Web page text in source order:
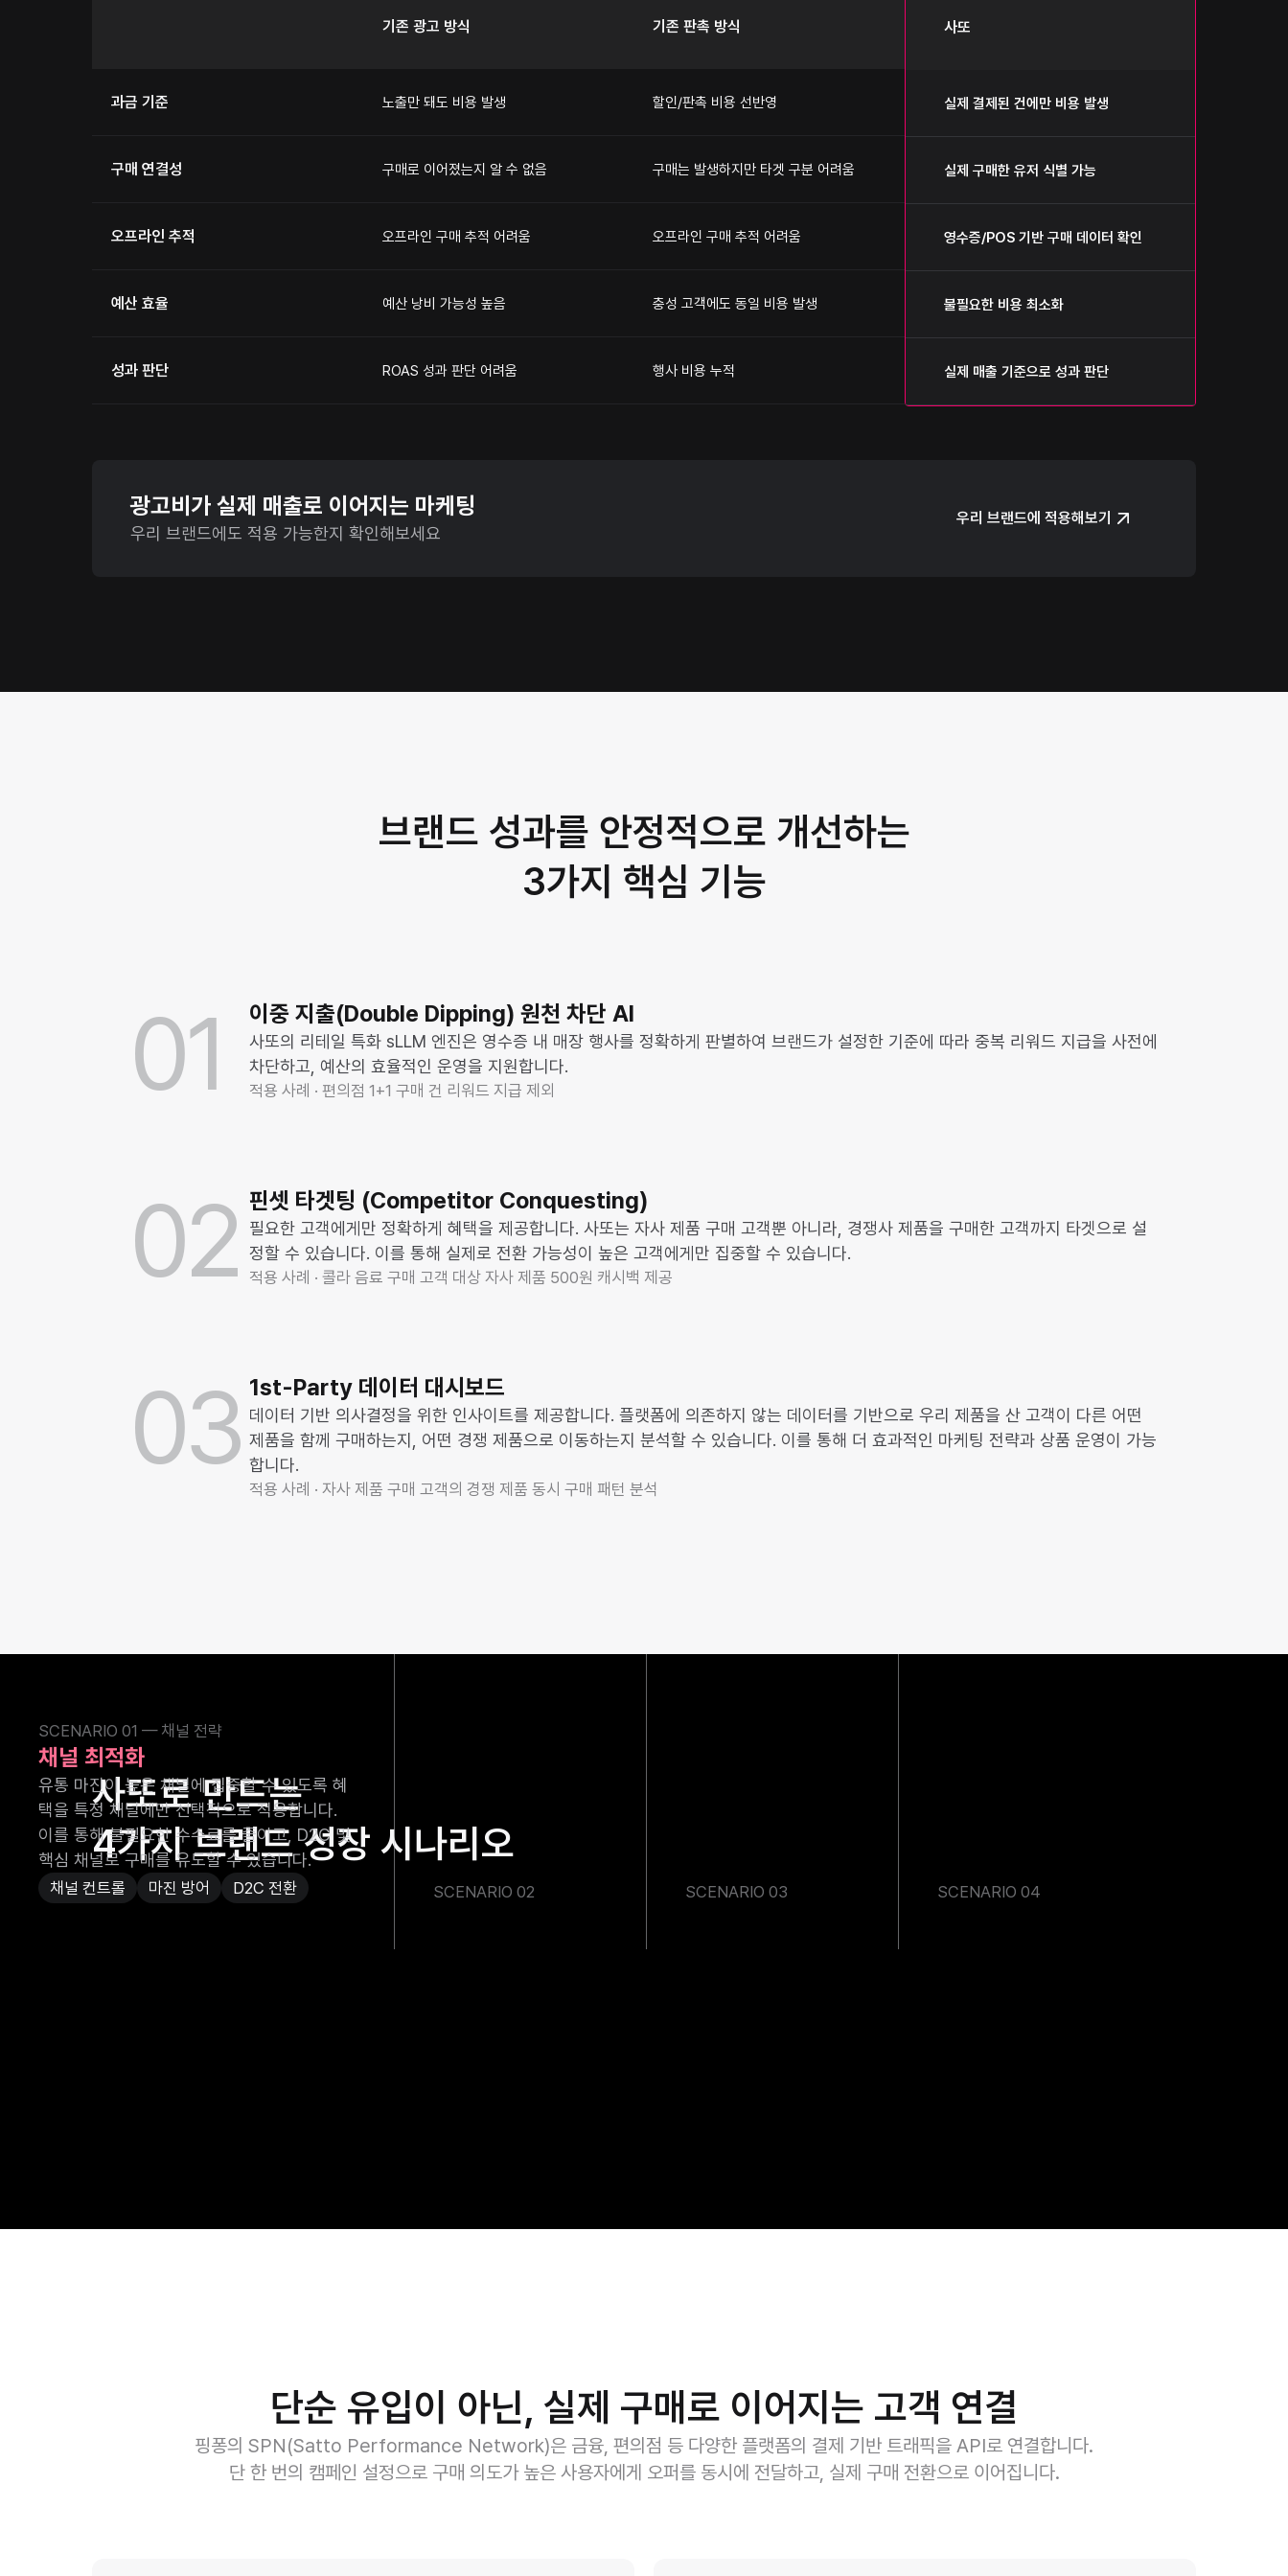
기존 광고 방식 기존 판촉 방식
과금 기준 노출만 돼도 비용 발생 할인/판촉 비용 선반영
구매 연결성 구매로 이어졌는지 알 수 없음 구매는 발생하지만 타겟 구분 어려움
오프라인 추적 오프라인 구매 추적 어려움 오프라인 구매 추적 어려움
예산 효율 예산 낭비 가능성 높음 충성 고객에도 동일 비용 발생
성과 판단 ROAS 성과 판단 어려움 행사 비용 누적
사또
실제 결제된 건에만 비용 발생
실제 구매한 유저 식별 가능
영수증/POS 기반 구매 데이터 확인
불필요한 비용 최소화
실제 매출 기준으로 성과 판단
광고비가 실제 매출로 이어지는 마케팅
우리 브랜드에도 적용 가능한지 확인해보세요
우리 브랜드에 적용해보기
브랜드 성과를 안정적으로 개선하는
3가지 핵심 기능
01 이중 지출(Double Dipping) 원천 차단 AI
사또의 리테일 특화 sLLM 엔진은 영수증 내 매장 행사를 정확하게 판별하여 브랜드가 설정한 기준에 따라 중복 리워드 지급을 사전에
차단하고, 예산의 효율적인 운영을 지원합니다.
적용 사례 · 편의점 1+1 구매 건 리워드 지급 제외
02 핀셋 타겟팅 (Competitor Conquesting)
필요한 고객에게만 정확하게 혜택을 제공합니다. 사또는 자사 제품 구매 고객뿐 아니라, 경쟁사 제품을 구매한 고객까지 타겟으로 설
정할 수 있습니다. 이를 통해 실제로 전환 가능성이 높은 고객에게만 집중할 수 있습니다.
적용 사례 · 콜라 음료 구매 고객 대상 자사 제품 500원 캐시백 제공
03 1st-Party 데이터 대시보드
데이터 기반 의사결정을 위한 인사이트를 제공합니다. 플랫폼에 의존하지 않는 데이터를 기반으로 우리 제품을 산 고객이 다른 어떤
제품을 함께 구매하는지, 어떤 경쟁 제품으로 이동하는지 분석할 수 있습니다. 이를 통해 더 효과적인 마케팅 전략과 상품 운영이 가능
합니다.
적용 사례 · 자사 제품 구매 고객의 경쟁 제품 동시 구매 패턴 분석
사또로 만드는
4가지 브랜드 성장 시나리오
SCENARIO 01 — 채널 전략
채널 최적화
유통 마진이 높은 채널에 집중할 수 있도록 혜
택을 특정 채널에만 선택적으로 적용합니다.
이를 통해 불필요한 수수료를 줄이고, D2C 및
핵심 채널로 구매를 유도할 수 있습니다.
채널 컨트롤 마진 방어 D2C 전환 SCENARIO 02 SCENARIO 03 SCENARIO 04
단순 유입이 아닌, 실제 구매로 이어지는 고객 연결
핑퐁의 SPN(Satto Performance Network)은 금융, 편의점 등 다양한 플랫폼의 결제 기반 트래픽을 API로 연결합니다.
단 한 번의 캠페인 설정으로 구매 의도가 높은 사용자에게 오퍼를 동시에 전달하고, 실제 구매 전환으로 이어집니다.